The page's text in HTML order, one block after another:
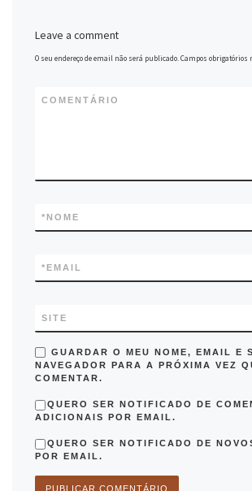
Leave a comment
O seu endereço de email não será publicado.Campos obrigatórios
COMENTÁRIO
NOME
*
EMAIL
*
SITE
GUARDAR O MEU NOME, EMAIL E
NAVEGADOR PARA A PRÓXIMA VEZ
COMENTAR.
QUERO SER NOTIFICADO DE
ADICIONAIS POR EMAIL.
QUERO SER NOTIFICADO DE
POR EMAIL.